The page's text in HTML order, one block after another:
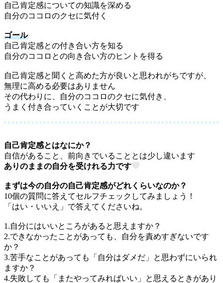
自己肯定感についての知識を深める
自分のココロのクセに気付く
ゴール
自己肯定感との付き合い方を知る
自分のココロとの向き合い方のヒントを得る
自己肯定感と聞くと高めた方が良いと思われがちですが、
無理に高める必要はありません
その代わりに、自分のココロのクセに気付き、
うまく付き合っていくことが大切です
自己肯定感とはなにか？
自信があること、前向きでいることとは少し違います
ありのままの自分を受けれる力です
まずは今の自分の自己肯定感がどれくらいなのか？
10個の質問に答えてセルフチェックしてみましょう！
「はい・いいえ」で答えてくださいね。
1.自分にはいいところがあると思えますか？
2.できなかったことがあっても、自分を責めすぎないです
か？
3.苦手なことがあっても「自分はダメだ」と思わずにいられ
ますか？
4.失敗しても「またやってみればいい」と思えるときがあり